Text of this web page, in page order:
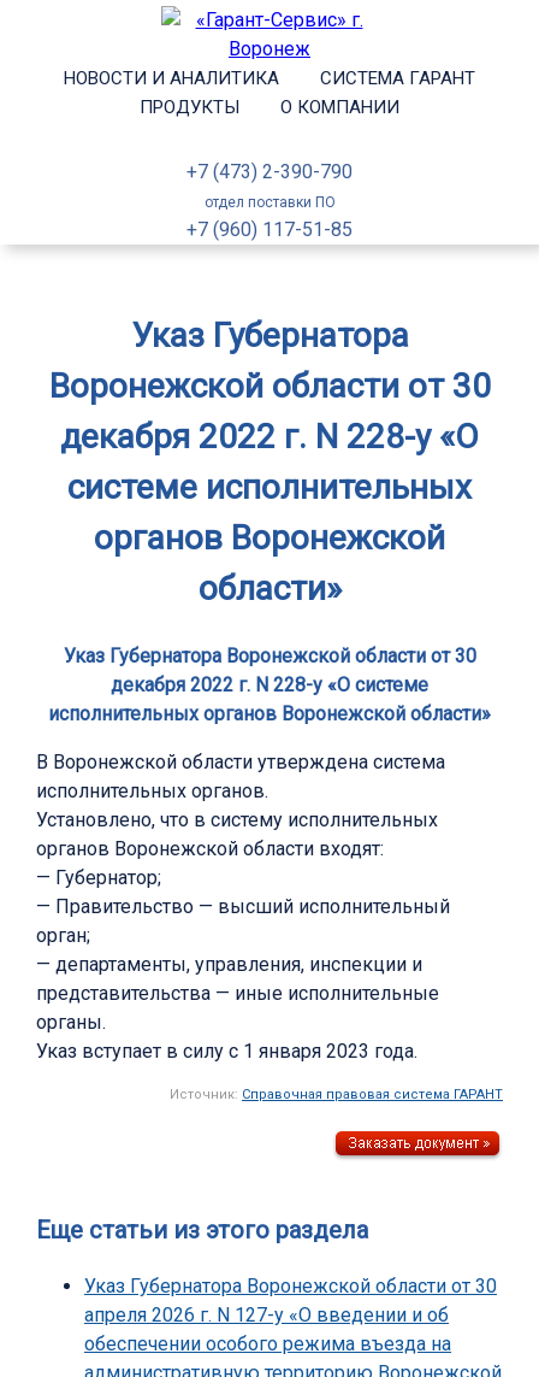
НОВОСТИ И АНАЛИТИКА
СИСТЕМА ГАРАНТ
ПРОДУКТЫ
О КОМПАНИИ
+7 (473) 2-390-790
отдел поставки ПО
+7 (960) 117-51-85
Указ Губернатора
Воронежской области от 30
декабря 2022 г. N 228-у «О
системе исполнительных
органов Воронежской
области»
Указ Губернатора Воронежской области от 30
декабря 2022 г. N 228-у «О системе
исполнительных органов Воронежской области»
В Воронежской области утверждена система
исполнительных органов.
Установлено, что в систему исполнительных
органов Воронежской области входят:
— Губернатор;
— Правительство — высший исполнительный
орган;
— департаменты, управления, инспекции и
представительства — иные исполнительные
органы.
Указ вступает в силу с 1 января 2023 года.
Источник: Справочная правовая система ГАРАНТ
Еще статьи из этого раздела
Указ Губернатора Воронежской области от 30
апреля 2026 г. N 127-у «О введении и об
обеспечении особого режима въезда на